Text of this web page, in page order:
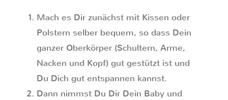
Mach es Dir zunächst mit Kissen oder
Polstern selber bequem, so dass Dein
ganzer Oberkörper (Schultern, Arme,
Nacken und Kopf) gut gestützt ist und
Du Dich gut entspannen kannst.
Dann nimmst Du Dir Dein Baby und